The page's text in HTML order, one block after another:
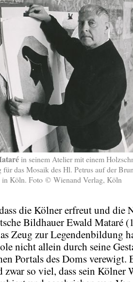
in seinem Atelier mit einem
das Mosaik des Hl. Petrus auf der
in Köln. Foto © Wienand Verlag, Köln
die Kölner erfreut und die
Bildhauer Ewald Mataré
Zeug zur Legendenbildung
nicht allein durch seine
Portals des Doms verewigt.
zwar so viel, dass sein Kölner